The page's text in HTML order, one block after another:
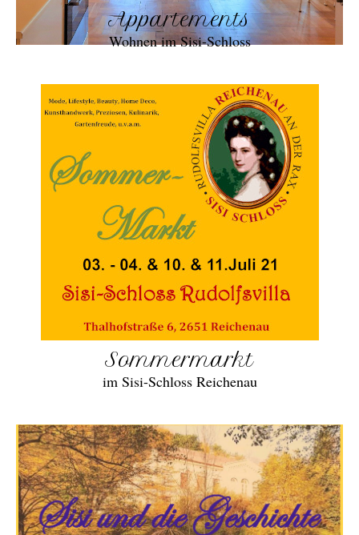
Appartements
Wohnen im Sisi-Schloss
Sommermarkt
im Sisi-Schloss Reichenau